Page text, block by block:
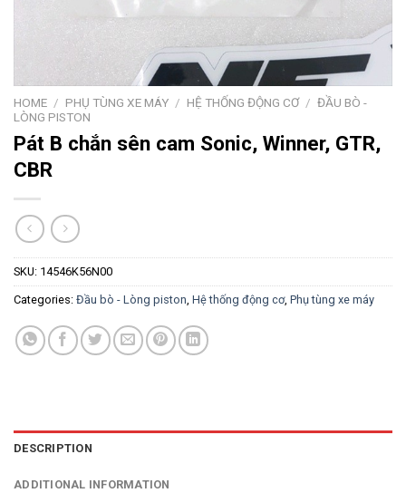
HOME / PHỤ TÙNG XE MÁY / HỆ THỐNG ĐỘNG CƠ / ĐẦU BÒ -
LÒNG PISTON
Pát B chắn sên cam Sonic, Winner, GTR,
CBR
SKU: 14546K56N00
Categories: Đầu bò - Lòng piston, Hệ thống động cơ, Phụ tùng xe máy
DESCRIPTION
ADDITIONAL INFORMATION